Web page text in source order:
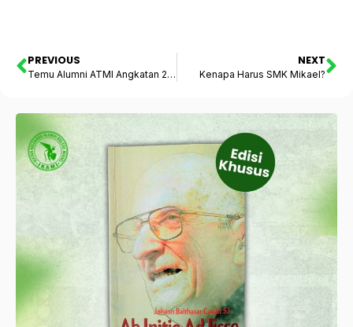
PREVIOUS
Temu Alumni ATMI Angkatan 20 Tahun 2024
NEXT
Kenapa Harus SMK Mikael?